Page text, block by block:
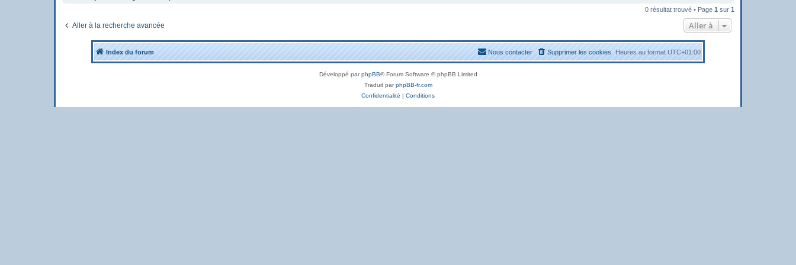
0 résultat trouvé • Page 1 sur 1
Aller à la recherche avancée Aller à
Index du forum Heures au formatUTC+01:00
Supprimer les cookies
Nous contacter
Développé parphpBB® Forum Software © phpBB Limited
Traduit parphpBB-fr.com
Confidentialité | Conditions